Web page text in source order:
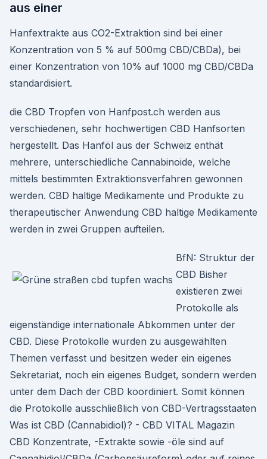
aus einer
Hanfextrakte aus CO2-Extraktion sind bei einer
Konzentration von 5 % auf 500mg CBD/CBDa), bei
einer Konzentration von 10% auf 1000 mg CBD/CBDa
standardisiert.
die CBD Tropfen von Hanfpost.ch werden aus
verschiedenen, sehr hochwertigen CBD Hanfsorten
hergestellt. Das Hanföl aus der Schweiz enthät
mehrere, unterschiedliche Cannabinoide, welche
mittels bestimmten Extraktionsverfahren gewonnen
werden. CBD haltige Medikamente und Produkte zu
therapeutischer Anwendung CBD haltige Medikamente
werden in zwei Gruppen aufteilen.
BfN: Struktur der
CBD Bisher
existieren zwei
Protokolle als
eigenständige internationale Abkommen unter der
CBD. Diese Protokolle wurden zu ausgewählten
Themen verfasst und besitzen weder ein eigenes
Sekretariat, noch ein eigenes Budget, sondern werden
unter dem Dach der CBD koordiniert. Somit können
die Protokolle ausschließlich von CBD-Vertragsstaaten
Was ist CBD (Cannabidiol)? - CBD VITAL Magazin
CBD Konzentrate, -Extrakte sowie -öle sind auf